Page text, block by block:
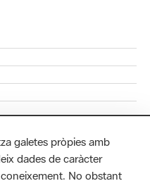
galetes pròpies amb
dades de caràcter
coneixement. No obstant